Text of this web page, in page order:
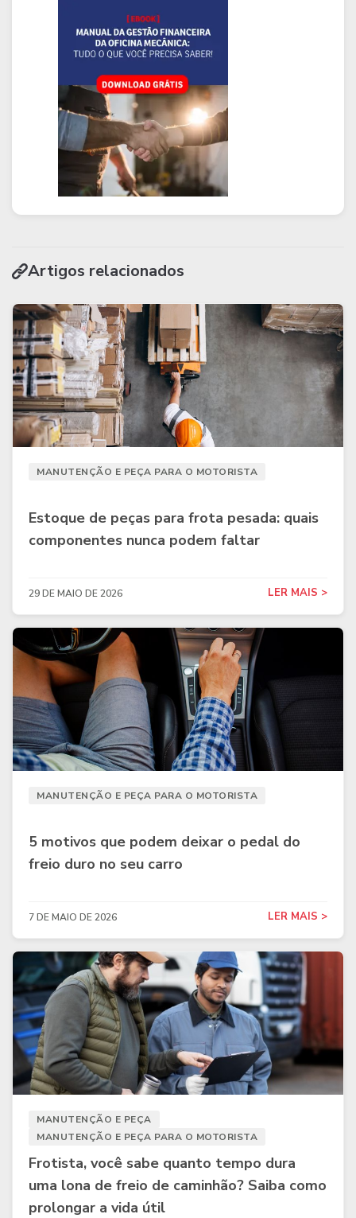
Artigos relacionados
MANUTENÇÃO E PEÇA PARA O MOTORISTA
Estoque de peças para frota pesada: quais
componentes nunca podem faltar
29 DE MAIO DE 2026 LER MAIS >
MANUTENÇÃO E PEÇA PARA O MOTORISTA
5 motivos que podem deixar o pedal do
freio duro no seu carro
7 DE MAIO DE 2026 LER MAIS >
MANUTENÇÃO E PEÇA
MANUTENÇÃO E PEÇA PARA O MOTORISTA
Frotista, você sabe quanto tempo dura
uma lona de freio de caminhão? Saiba como
prolongar a vida útil